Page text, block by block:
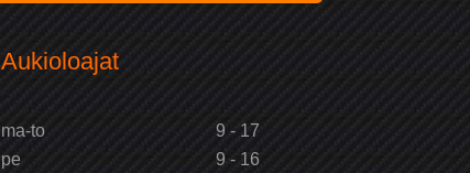
Aukioloajat
ma-to
9 - 17
pe
9 - 16